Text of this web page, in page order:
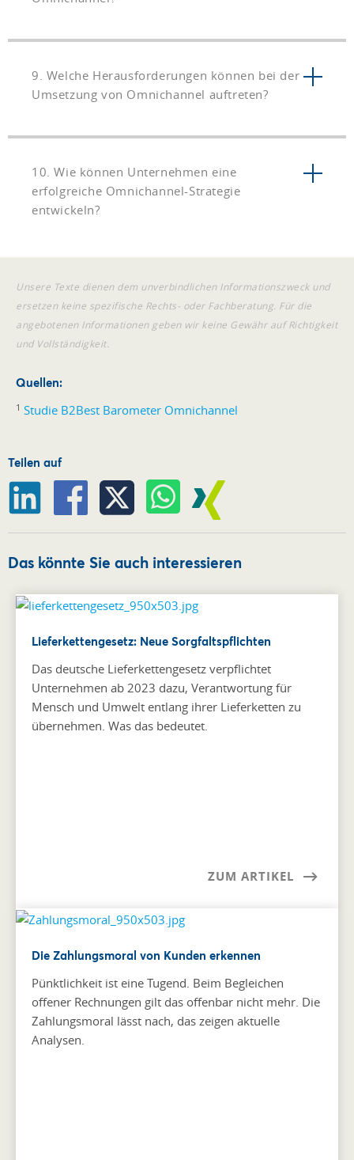
9. Welche Herausforderungen können bei der
Umsetzung von Omnichannel auftreten?
10. Wie können Unternehmen eine
erfolgreiche Omnichannel-Strategie
entwickeln?
Unsere Texte dienen dem unverbindlichen Informationszweck und
ersetzen keine spezifische Rechts- oder Fachberatung. Für die
angebotenen Informationen geben wir keine Gewähr auf Richtigkeit
und Vollständigkeit.
Quellen:
1 Studie B2Best Barometer Omnichannel
Teilen auf
Das könnte Sie auch interessieren
Lieferkettengesetz: Neue Sorgfaltspflichten
Das deutsche Lieferkettengesetz verpflichtet
Unternehmen ab 2023 dazu, Verantwortung für
Mensch und Umwelt entlang ihrer Lieferketten zu
übernehmen. Was das bedeutet.
ZUM ARTIKEL
Die Zahlungsmoral von Kunden erkennen
Pünktlichkeit ist eine Tugend. Beim Begleichen
offener Rechnungen gilt das offenbar nicht mehr. Die
Zahlungsmoral lässt nach, das zeigen aktuelle
Analysen.